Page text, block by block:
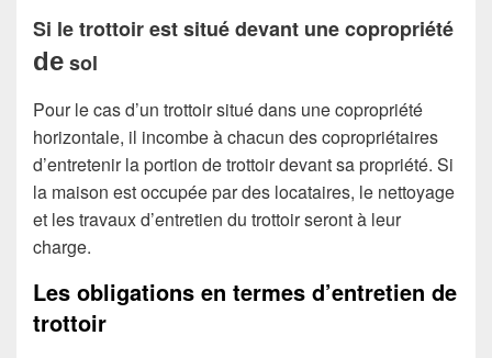
Si le trottoir est situé devant une copropriété
desol
Pour le cas d’un trottoir situé dans une copropriété
horizontale, il incombe à chacun des copropriétaires
d’entretenir la portion de trottoir devant sa propriété. Si
la maison est occupée par des locataires, le nettoyage
et les travaux d’entretien du trottoir seront à leur
charge.
Les obligations en termes d’entretien de
trottoir